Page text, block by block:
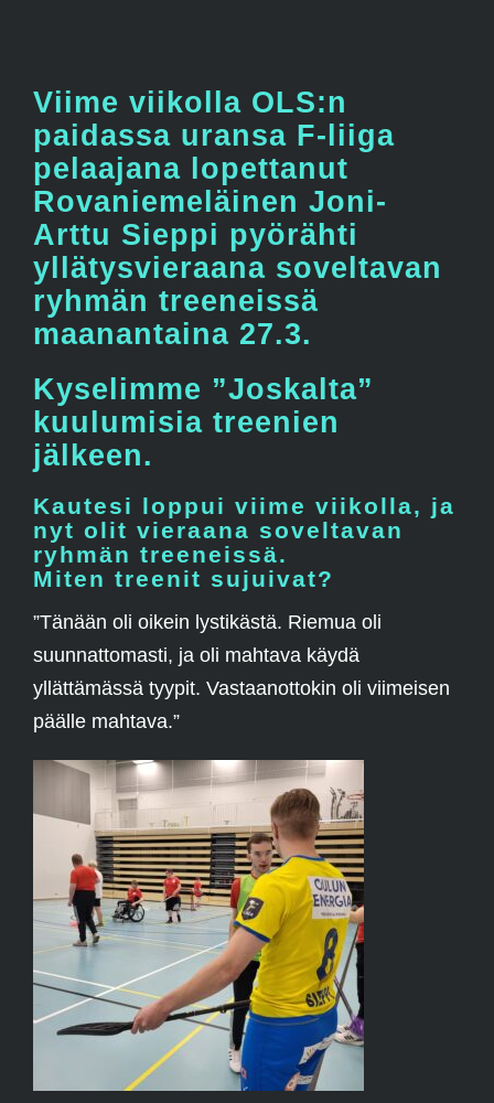
Viime viikolla OLS:n
paidassa uransa F-liiga
pelaajana lopettanut
Rovaniemeläinen Joni-
Arttu Sieppi pyörähti
yllätysvieraana soveltavan
ryhmän treeneissä
maanantaina 27.3.
Kyselimme ”Joskalta”
kuulumisia treenien
jälkeen.
Kautesi loppui viime viikolla, ja
nyt olit vieraana soveltavan
ryhmän treeneissä.
Miten treenit sujuivat?
”Tänään oli oikein lystikästä. Riemua oli
suunnattomasti, ja oli mahtava käydä
yllättämässä tyypit. Vastaanottokin oli viimeisen
päälle mahtava.”